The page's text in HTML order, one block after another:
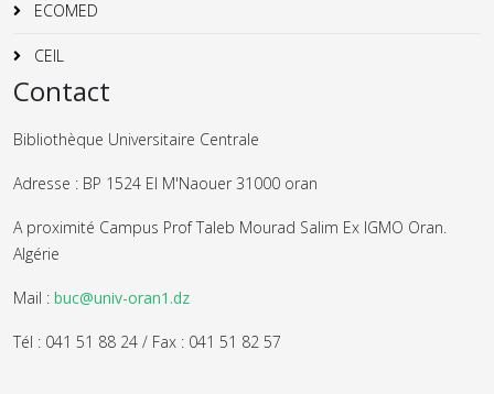
ECOMED
CEIL
Contact
Bibliothèque Universitaire Centrale
Adresse : BP 1524 El M'Naouer 31000 oran
A proximité Campus Prof Taleb Mourad Salim Ex IGMO Oran.
Algérie
Mail : buc@univ-oran1.dz
Tél : 041 51 88 24 / Fax : 041 51 82 57